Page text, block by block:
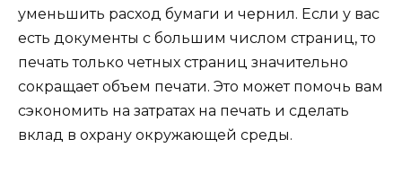
уменьшить расход бумаги и чернил. Если у вас
есть документы с большим числом страниц, то
печать только четных страниц значительно
сокращает объем печати. Это может помочь вам
сэкономить на затратах на печать и сделать
вклад в охрану окружающей среды.